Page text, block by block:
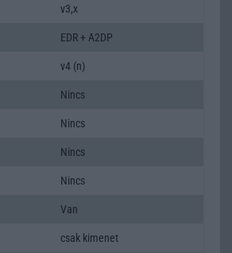
v3,x
EDR + A2DP
v4 (n)
Nincs
Nincs
Nincs
Nincs
Van
csak kimenet